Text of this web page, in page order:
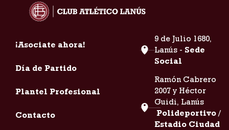
¡Asociate ahora!
Día de Partido
Plantel Profesional
Contacto
9 de Julio 1680,
Lanús - Sede
Social
Ramón Cabrero
2007 y Héctor
Guidi, Lanús
Polideportivo /
Estadio Ciudad